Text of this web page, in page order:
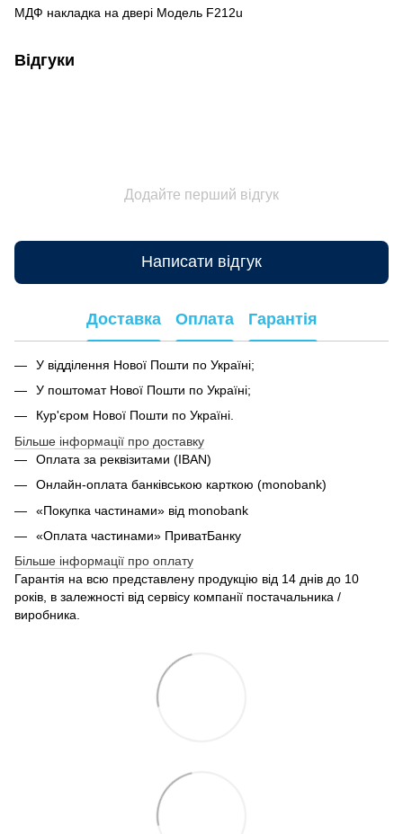
МДФ накладка на двері Модель F212u
Відгуки
Додайте перший відгук
Написати відгук
Доставка Оплата Гарантія
У відділення Нової Пошти по Україні;
У поштомат Нової Пошти по Україні;
Кур'єром Нової Пошти по Україні.
Більше інформації про доставку
Оплата за реквізитами (IBAN)
Онлайн-оплата банківською карткою (monobank)
«Покупка частинами» від monobank
«Оплата частинами» ПриватБанку
Більше інформації про оплату
Гарантія на всю представлену продукцію від 14 днів до 10
років, в залежності від сервісу компанії постачальника /
виробника.